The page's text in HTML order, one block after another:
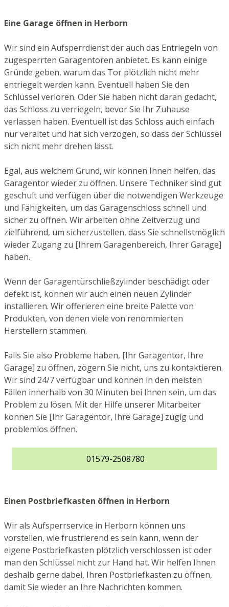
Eine Garage öffnen in Herborn
Wir sind ein Aufsperrdienst der auch das Entriegeln von
zugesperrten Garagentoren anbietet. Es kann einige
Gründe geben, warum das Tor plötzlich nicht mehr
entriegelt werden kann. Eventuell haben Sie den
Schlüssel verloren. Oder Sie haben nicht daran gedacht,
das Schloss zu verriegeln, bevor Sie Ihr Zuhause
verlassen haben. Eventuell ist das Schloss auch einfach
nur veraltet und hat sich verzogen, so dass der Schlüssel
sich nicht mehr drehen lässt.
Egal, aus welchem Grund, wir können Ihnen helfen, das
Garagentor wieder zu öffnen. Unsere Techniker sind gut
geschult und verfügen über die notwendigen Werkzeuge
und Fähigkeiten, um das Garagenschloss schnell und
sicher zu öffnen. Wir arbeiten ohne Zeitverzug und
zielführend, um sicherzustellen, dass Sie schnellstmöglich
wieder Zugang zu [Ihrem Garagenbereich, Ihrer Garage]
haben.
Wenn der Garagentürschließzylinder beschädigt oder
defekt ist, können wir auch einen neuen Zylinder
installieren. Wir offerieren eine breite Palette von
Produkten, von denen viele von renommierten
Herstellern stammen.
Falls Sie also Probleme haben, [Ihr Garagentor, Ihre
Garage] zu öffnen, zögern Sie nicht, uns zu kontaktieren.
Wir sind 24/7 verfügbar und können in den meisten
Fällen innerhalb von 30 Minuten bei Ihnen sein, um das
Problem zu lösen. Mit der Hilfe unserer Mitarbeiter
können Sie [Ihr Garagentor, Ihre Garage] zügig und
problemlos öffnen.
01579-2508780
Einen Postbriefkasten öffnen in Herborn
Wir als Aufsperrservice in Herborn können uns
vorstellen, wie frustrierend es sein kann, wenn der
eigene Postbriefkasten plötzlich verschlossen ist oder
man den Schlüssel nicht zur Hand hat. Wir helfen Ihnen
deshalb gerne dabei, Ihren Postbriefkasten zu öffnen,
damit Sie wieder an Ihre Nachrichten kommen.